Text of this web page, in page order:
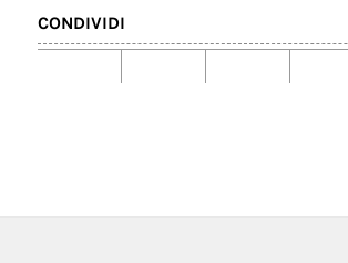
CONDIVIDI